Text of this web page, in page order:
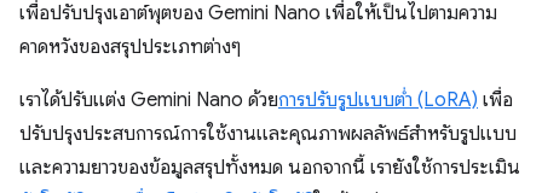
เพื่อปรับปรุงเอาต์พุตของ Gemini Nano เพื่อให้เป็นไปตามความ
คาดหวังของสรุปประเภทต่างๆ
เราได้ปรับแต่ง Gemini Nano ด้วยการปรับรูปแบบต่ำ (LoRA) เพื่อ
ปรับปรุงประสบการณ์การใช้งานและคุณภาพผลลัพธ์สำหรับรูปแบบ
และความยาวของข้อมูลสรุปทั้งหมด นอกจากนี้ เรายังใช้การประเมิน